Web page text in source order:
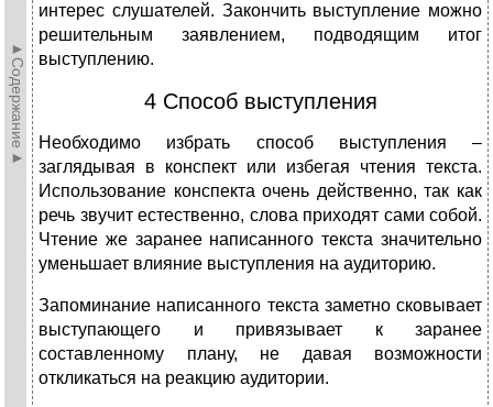
►Содержание►
интерес слушателей. Закончить выступление можно
решительным заявлением, подводящим итог
выступлению.
4 Способ выступления
Необходимо избрать способ выступления –
заглядывая в конспект или избегая чтения текста.
Использование конспекта очень действенно, так как
речь звучит естественно, слова приходят сами собой.
Чтение же заранее написанного текста значительно
уменьшает влияние выступления на аудиторию.
Запоминание написанного текста заметно сковывает
выступающего и привязывает к заранее
составленному плану, не давая возможности
откликаться на реакцию аудитории.